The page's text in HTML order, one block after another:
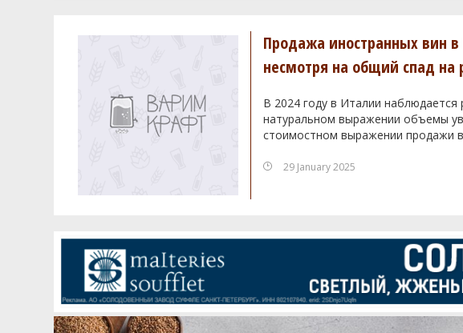
Продажа иностранных вин в
несмотря на общий спад на
В 2024 году в Италии
натуральном выражении объемы
стоимостном выражении продажи
29 January 2025